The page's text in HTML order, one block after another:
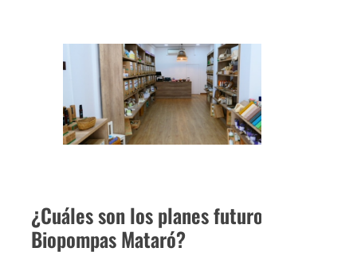
¿Cuáles son los planes futuros de
Biopompas Mataró?